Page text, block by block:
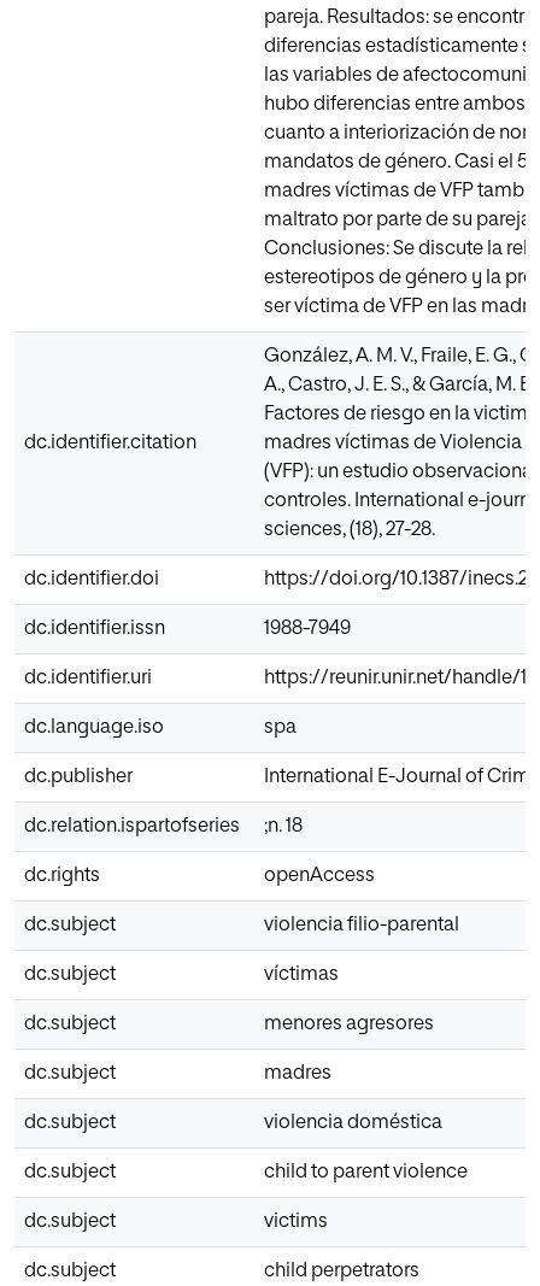
pareja. Resultados: se
diferencias estadísticamente
las variables de
hubo diferencias entre ambos
cuanto a interiorización de
mandatos de género. Casi el
madres víctimas de VFP
maltrato por parte de su pareja.
Conclusiones: Se discute la
estereotipos de género y la
ser víctima de VFP en las
dc.identifier.citation
González, A. M. V., Fraile, E. G.,
A., Castro, J. E. S., & García, M. E.
Factores de riesgo en la
madres víctimas de Violencia
(VFP): un estudio
controles. International e-
sciences, (18), 27-28.
dc.identifier.doi https://doi.org/10.1387/
dc.identifier.issn 1988-7949
dc.identifier.uri https://reunir.unir.net/handle/
dc.language.iso spa
dc.publisher International E-Journal of
dc.relation.ispartofseries ;n. 18
dc.rights openAccess
dc.subject violencia filio-parental
dc.subject víctimas
dc.subject menores agresores
dc.subject madres
dc.subject violencia doméstica
dc.subject child to parent violence
dc.subject victims
dc.subject child perpetrators